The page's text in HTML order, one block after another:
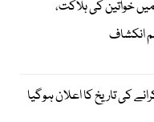
خواتین کی ہلاکت،
انکشاف
کی تاریخ کا اعلان ہوگیا